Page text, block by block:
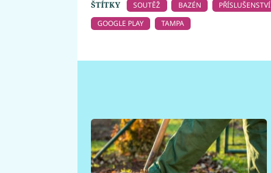
ŠTÍTKY SOUTĚŽ BAZÉN PŘÍSLUŠENSTVÍ
GOOGLE PLAY
TAMPA